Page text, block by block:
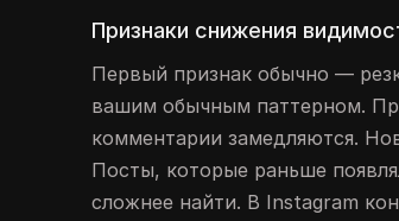
Признаки снижения
Первый признак обычно —
вашим обычным паттерном.
комментарии замедляются.
Посты, которые раньше
сложнее найти. В Instagram